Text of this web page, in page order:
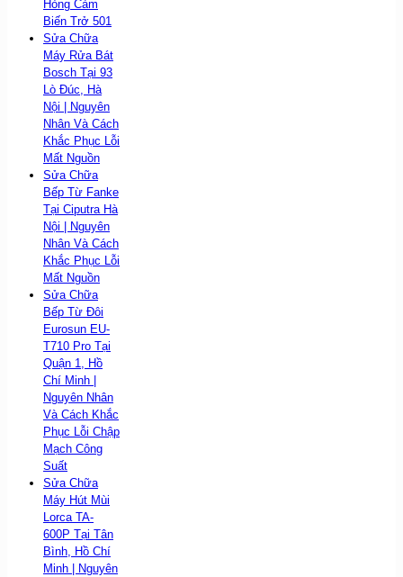
Hỏng Cảm
Biến Trở 501
Sửa Chữa
Máy Rửa Bát
Bosch Tại 93
Lò Đúc, Hà
Nội | Nguyên
Nhân Và Cách
Khắc Phục Lỗi
Mất Nguồn
Sửa Chữa
Bếp Từ Fanke
Tại Ciputra Hà
Nội | Nguyên
Nhân Và Cách
Khắc Phục Lỗi
Mất Nguồn
Sửa Chữa
Bếp Từ Đôi
Eurosun EU-
T710 Pro Tại
Quận 1, Hồ
Chí Minh |
Nguyên Nhân
Và Cách Khắc
Phục Lỗi Chập
Mạch Công
Suất
Sửa Chữa
Máy Hút Mùi
Lorca TA-
600P Tại Tân
Bình, Hồ Chí
Minh | Nguyên